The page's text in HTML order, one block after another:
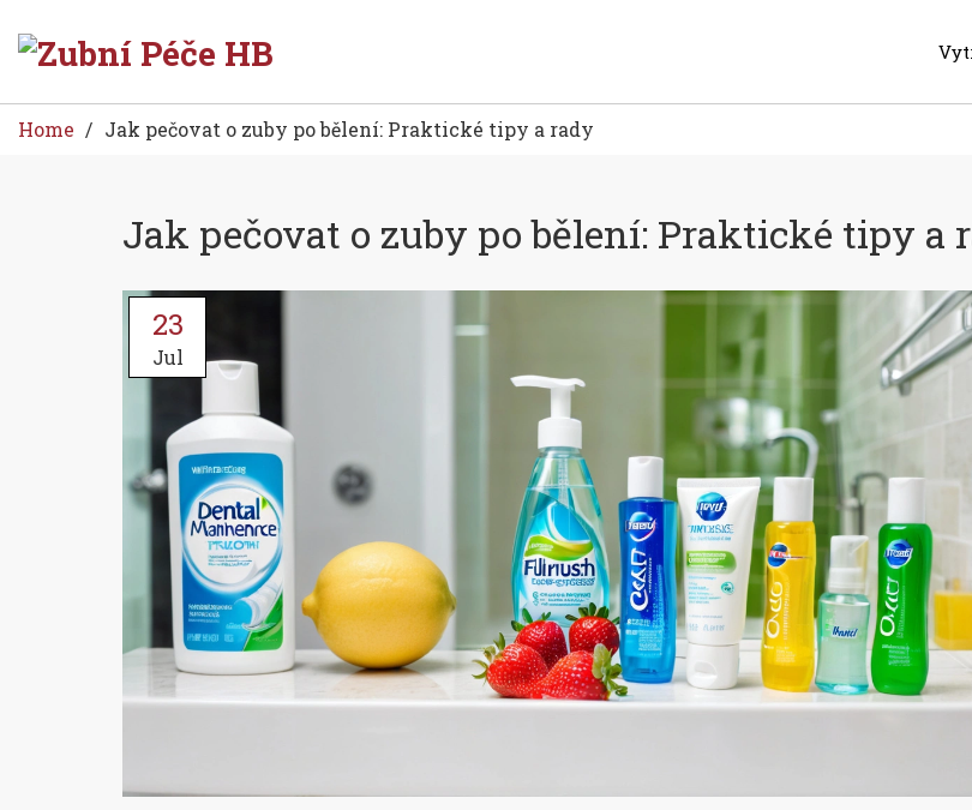
Home Jak pečovat o zuby po bělení: Praktické tipy a rady
Jak pečovat o zuby po bělení: Praktické tipy a
23
Jul